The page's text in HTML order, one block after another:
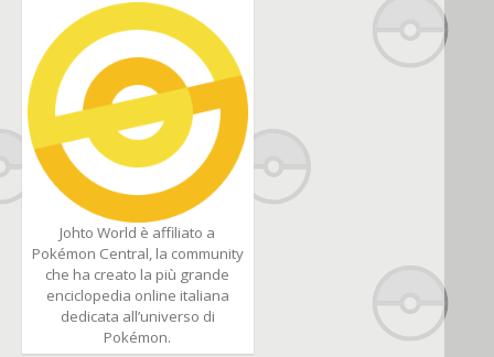
Johto World è affiliato a
Pokémon Central, la community
che ha creato la più grande
enciclopedia online italiana
dedicata all’universo di
Pokémon.